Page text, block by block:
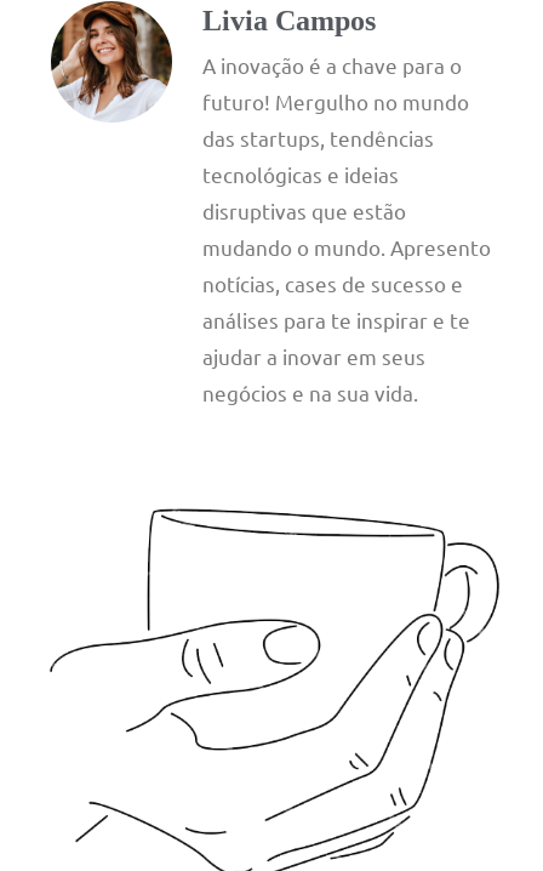
Livia Campos
A inovação é a chave para o
futuro! Mergulho no mundo
das startups, tendências
tecnológicas e ideias
disruptivas que estão
mudando o mundo. Apresento
notícias, cases de sucesso e
análises para te inspirar e te
ajudar a inovar em seus
negócios e na sua vida.